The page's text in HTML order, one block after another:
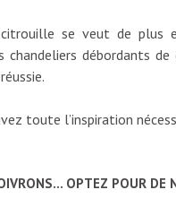
citrouille se veut de plus
débordants
toute l’inspiration
OPTEZ POUR DE